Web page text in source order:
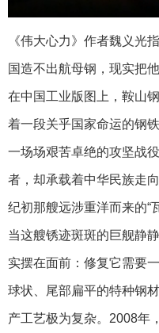
《伟大心力》作者魏义光
国造不出航母钢，现实把
在中国工业版图上，鞍山
着一段关乎国家命运的钢
一场场艰苦卓绝的攻坚战
者，却承载着中华民族走
纪初那艘远涉重洋而来的“
当这艘锈迹斑斑的巨舰静
实摆在面前：修复它需要
球状、尾部扁平的特种钢
产工艺极为复杂。2008年